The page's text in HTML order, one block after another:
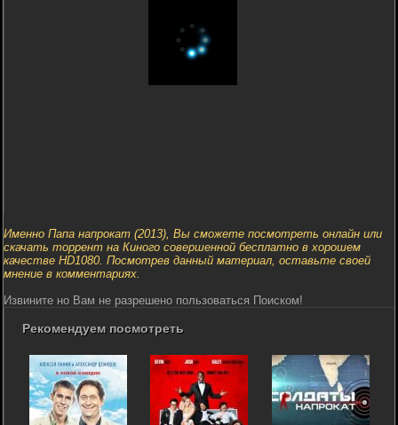
Именно Папа напрокат (2013), Вы сможете посмотреть онлайн или
скачать торрент на Киного совершенной бесплатно в хорошем
качестве HD1080. Посмотрев данный материал, оставьте своей
мнение в комментариях.
Извините но Вам не разрешено пользоваться Поиском!
Рекомендуем посмотреть